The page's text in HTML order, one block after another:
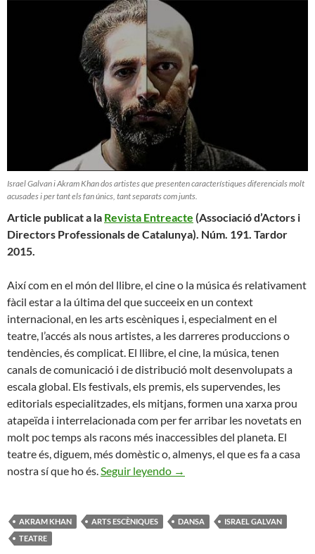
Israel Galvan i Akram Khan dos artistes que presenten característiques diferencials molt
acusades i per tant els fan únics, tant separats com junts.
Article publicat a la Revista Entreacte (Associació d’Actors i
Directors Professionals de Catalunya). Núm. 191. Tardor
2015.
Així com en el món del llibre, el cine o la música és relativament
fàcil estar a la última del que succeeix en un context
internacional, en les arts escèniques i, especialment en el
teatre, l’accés als nous artistes, a les darreres produccions o
tendències, és complicat. El llibre, el cine, la música, tenen
canals de comunicació i de distribució molt desenvolupats a
escala global. Els festivals, els premis, els supervendes, les
editorials especialitzades, els mitjans, formen una xarxa prou
atapeïda i interrelacionada com per fer arribar les novetats en
molt poc temps als racons més inaccessibles del planeta. El
teatre és, diguem, més domèstic o, almenys, el que es fa a casa
nostra sí que ho és.Seguir leyendo LA CLAU ÉS SABER EN
→
AKRAM KHAN ARTS ESCÈNIQUES DANSA
ISRAEL GALVAN
TEATRE